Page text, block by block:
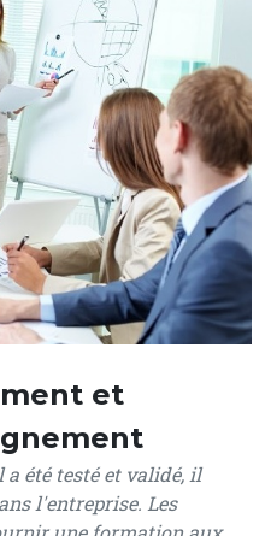
et
été testé et validé, il
l'entreprise. Les